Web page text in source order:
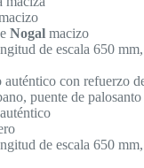
Nogal macizo
de escala 650
auténtico con refuerzo
puente de
de escala 650